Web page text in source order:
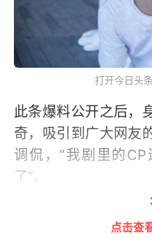
打开今日头
此条爆料公开之后，
奇，吸引到广大网友
调侃，“我剧里的
了”。
点击查